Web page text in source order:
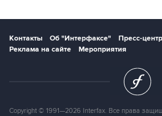
Контакты Об "Интерфаксе" Пресс-центр
Реклама на сайте
Мероприятия
Copyright © 1991—2026 Interfax. Все права